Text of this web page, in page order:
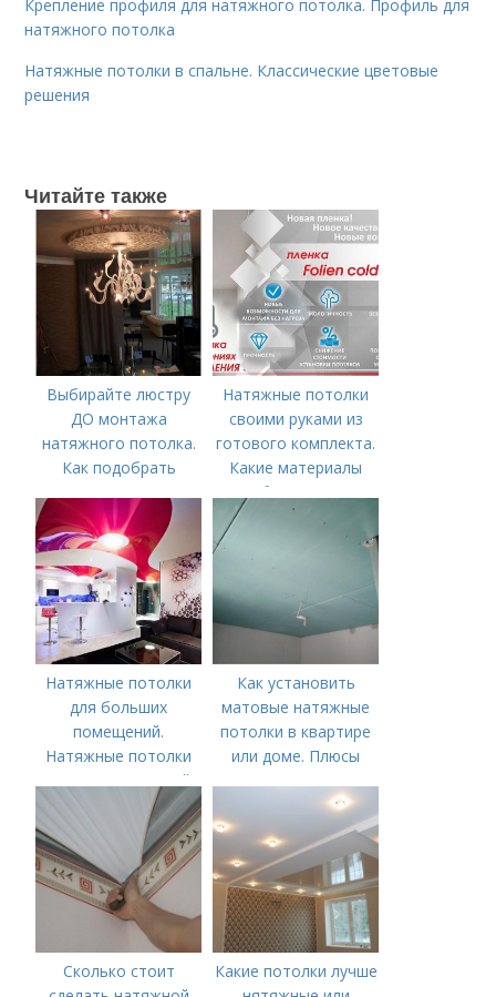
Крепление профиля для натяжного потолка. Профиль для
натяжного потолка
Натяжные потолки в спальне. Классические цветовые
решения
Читайте также
Выбирайте люстру
ДО монтажа
натяжного потолка.
Как подобрать
люстру для
натяжного потолка?
Натяжные потолки
своими руками из
готового комплекта.
Какие материалы
необходимы для
монтажа?
Натяжные потолки
для больших
помещений.
Натяжные потолки
для зала: красивый
дизайн гостиной
Как установить
матовые натяжные
потолки в квартире
или доме. Плюсы
Сколько стоит
Какие потолки лучше